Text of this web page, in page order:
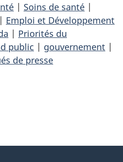
| Soins de santé |
| Emploi et Développement
| Priorités du
public | gouvernement |
de presse